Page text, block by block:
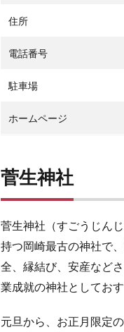
住所
電話番号
駐車場
ホームページ
菅生神社
菅生神社（すごうじん
持つ岡崎最古の神社で
全、縁結び、安産など
業成就の神社としておす
元旦から、お正月限定